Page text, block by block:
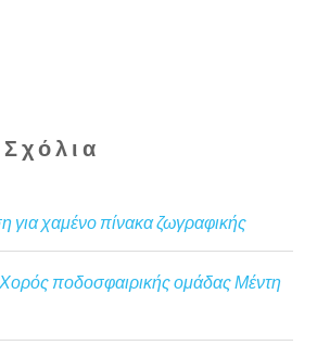
για χαμένο πίνακα ζωγραφικής
Χορός ποδοσφαιρικής ομάδας Μέντη